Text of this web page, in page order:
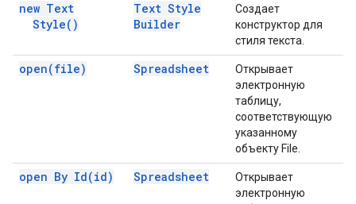
new Text
Style( )
Text Style
Builder
Создает
конструктор для
стиля текста.
open(file) Spreadsheet
Открывает
электронную
таблицу,
соответствующую
указанному
объекту File.
open By Id(id) Spreadsheet
Открывает
электронную